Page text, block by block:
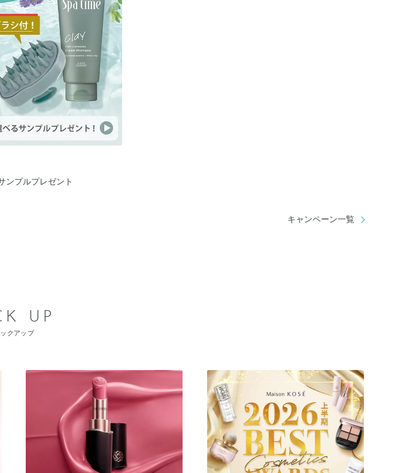
ンプルプレゼント
キャンペーン一覧
UP
ックアップ